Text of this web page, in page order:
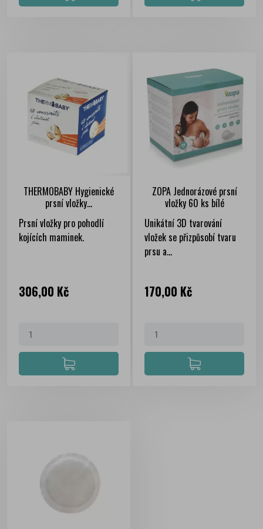
THERMOBABY Hygienické
prsní vložky...
Prsní vložky pro pohodlí
kojících maminek.
Cena
306,00 Kč
ZOPA Jednorázové prsní
vložky 60 ks bílé
Unikátní 3D tvarování
vložek se přizpůsobí tvaru
prsu a...
Cena
170,00 Kč